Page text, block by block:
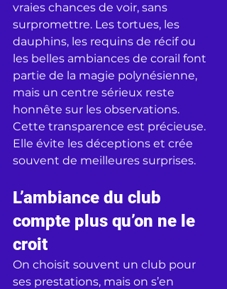
vraies chances de voir, sans
surpromettre. Les tortues, les
dauphins, les requins de récif ou
les belles ambiances de corail font
partie de la magie polynésienne,
mais un centre sérieux reste
honnête sur les observations.
Cette transparence est précieuse.
Elle évite les déceptions et crée
souvent de meilleures surprises.
L’ambiance du club
compte plus qu’on ne le
croit
On choisit souvent un club pour
ses prestations, mais on s’en